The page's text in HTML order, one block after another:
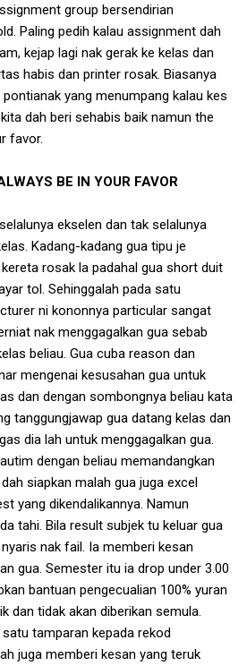
group bersendirian
Paling pedih kalau assignment dah
kejap lagi nak gerak ke kelas dan
habis dan printer rosak. Biasanya
yang menumpang kalau kes
dah beri sehabis baik namun the
favor.
BE IN YOUR FAVOR
ekselen dan tak selalunya
Kadang-kadang gua tipu je
rosak la padahal gua short duit
tol. Sehinggalah pada satu
ni kononnya particular sangat
nak menggagalkan gua sebab
beliau. Gua cuba reason dan
mengenai kesusahan gua untuk
dan dengan sombongnya beliau kata
tanggungjawap gua datang kelas dan
dia lah untuk menggagalkan gua.
dengan beliau memandangkan
siapkan malah gua juga excel
yang dikendalikannya. Namun
tahi. Bila result subjek tu keluar gua
nak fail. Ia memberi kesan
gua. Semester itu ia drop under 3.00
bantuan pengecualian 100% yuran
dan tidak akan diberikan semula.
tamparan kepada rekod
juga memberi kesan yang teruk